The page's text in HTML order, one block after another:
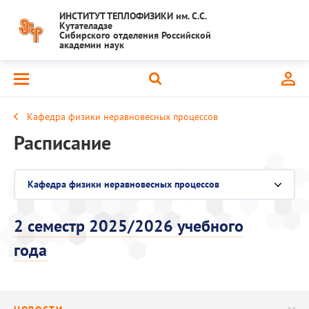
ИНСТИТУТ ТЕПЛОФИЗИКИ им. С.С.
Кутателадзе
Сибирского отделения Российской
академии наук
Кафедра физики неравновесных процессов
Расписание
Кафедра физики неравновесных процессов
Диссертационный совет
Выберите раздел
2 семестр 2025/2026 учебного
года